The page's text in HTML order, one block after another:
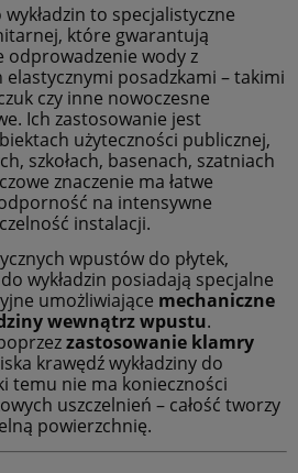
to specjalistyczne
które gwarantują
odprowadzenie wody z
posadzkami – takimi
czy inne nowoczesne
Ich zastosowanie jest
użyteczności publicznej,
szkołach, basenach, szatniach
znaczenie ma łatwe
na intensywne
instalacji.
wpustów do płytek,
wykładzin posiadają specjalne
umożliwiające mechaniczne
wewnątrz wpustu.
zastosowanie klamry
krawędź wykładziny do
temu nie ma konieczności
uszczelnień – całość tworzy
powierzchnię.